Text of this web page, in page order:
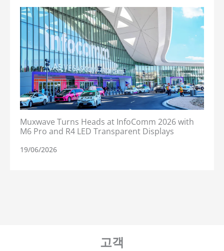
Muxwave Turns Heads at InfoComm 2026 with
M6 Pro and R4 LED Transparent Displays
19/06/2026
고객